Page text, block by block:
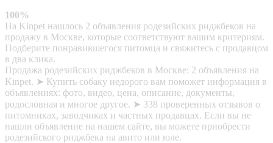
100%
На Kinpet нашлось 2 объявления родезийских риджбеков на
продажу в Москве, которые соответствуют вашим критериям.
Подберите понравившегося питомца и свяжитесь с продавцом
в два клика.
Продажа родезийских риджбеков в Москве: 2 объявления на
Kinpet. ➤ Купить собаку недорого вам поможет информация в
объявлениях: фото, видео, цена, описание, документы,
родословная и многое другое. ➤ 338 проверенных отзывов о
питомниках, заводчиках и частных продавцах. Если вы не
нашли объявление на нашем сайте, вы можете приобрести
родезийского риджбека на авито или юле.